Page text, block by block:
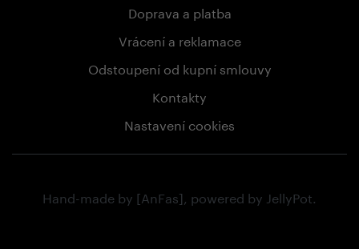
Doprava a platba
Vrácení a reklamace
Odstoupení od kupní smlouvy
Kontakty
Nastavení cookies
Hand-made by [AnFas] , powered by JellyPot